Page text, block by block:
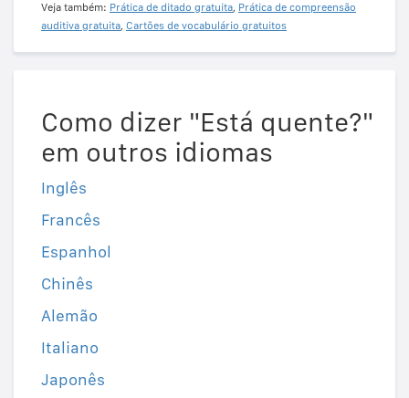
Veja também: Prática de ditado gratuita, Prática de compreensão
auditiva gratuita, Cartões de vocabulário gratuitos
Como dizer "Está quente?"
em outros idiomas
Inglês
Francês
Espanhol
Chinês
Alemão
Italiano
Japonês